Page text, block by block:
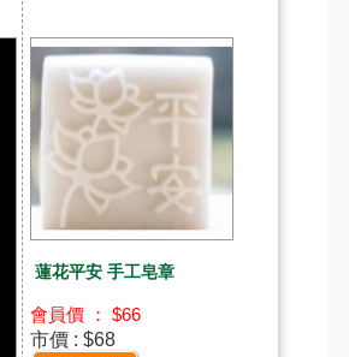
蓮花平安 手工皂章
會員價 ： $66
市價 : $68